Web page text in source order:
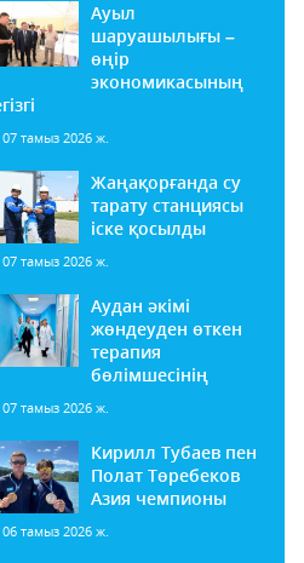
Ауыл
шаруашылығы –
өңір
экономикасының
07 тамыз 2026 ж.
Жаңақорғанда су
тарату станциясы
іске қосылды
07 тамыз 2026 ж.
Аудан әкімі
жөндеуден өткен
терапия
бөлімшесінің
07 тамыз 2026 ж.
Кирилл Тубаев пен
Полат Төребеков
Азия чемпионы
06 тамыз 2026 ж.